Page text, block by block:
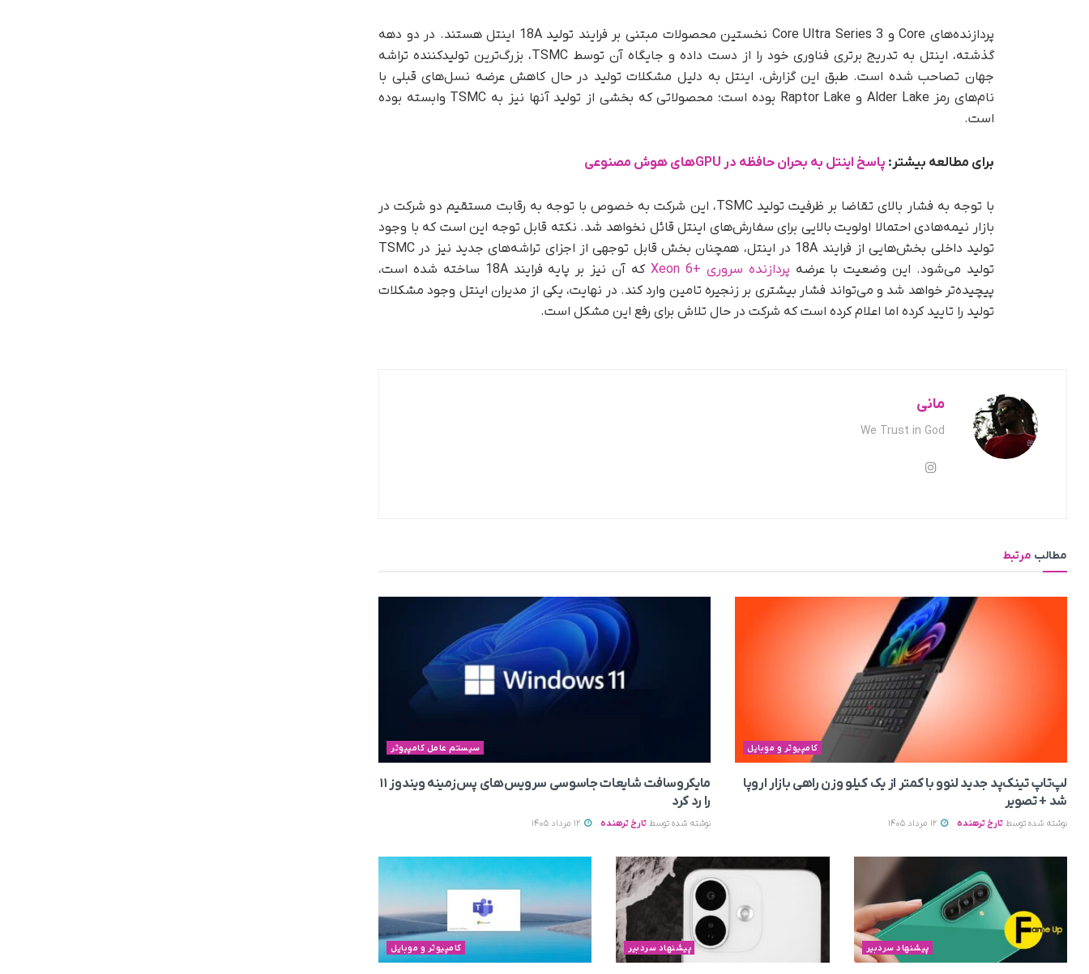
پردازنده‌های Core و Core Ultra Series 3 نخستین محصولات مبتنی بر فرایند تولید 18A اینتل هستند. در دو دهه
گذشته، اینتل به‌ تدریج برتری فناوری خود را از دست داده و جایگاه آن توسط TSMC، بزرگ‌ترین تولیدکننده تراشه
جهان تصاحب شده است. طبق این گزارش، اینتل به‌ دلیل مشکلات تولید در حال کاهش عرضه نسل‌های قبلی با
نام‌های رمز Alder Lake و Raptor Lake بوده است؛ محصولاتی که بخشی از تولید آنها نیز به TSMC وابسته بوده
است.
برای مطالعه بیشتر: پاسخ اینتل به بحران حافظه در GPUهای هوش مصنوعی
با توجه به فشار بالای تقاضا بر ظرفیت تولید TSMC، این شرکت به‌ خصوص با توجه به رقابت مستقیم دو شرکت در
بازار نیمه‌هادی احتمالا اولویت بالایی برای سفارش‌های اینتل قائل نخواهد شد. نکته قابل توجه این است که با وجود
تولید داخلی بخش‌هایی از فرایند 18A در اینتل، همچنان بخش قابل توجهی از اجزای تراشه‌های جدید نیز در TSMC
تولید می‌شود. این وضعیت با عرضه پردازنده سروری +Xeon 6
که آن نیز بر پایه فرایند 18A ساخته شده است،
پیچیده‌تر خواهد شد و می‌تواند فشار بیشتری بر زنجیره تامین وارد کند. در نهایت، یکی از مدیران اینتل وجود مشکلات
تولید را تایید کرده اما اعلام کرده است که شرکت در حال تلاش برای رفع این مشکل است.
مانی
We Trust in God
مطالب مرتبط
کامپیوتر و موبایل
لپ‌تاپ تینک‌پد جدید لنوو با کمتر از یک کیلو وزن راهی بازار اروپا
شد + تصویر
نوشته شده توسط تارخ ترهنده
سیستم عامل کامپیوتر
مایکروسافت شایعات جاسوسی سرویس‌های پس‌زمینه ویندوز ۱۱
را رد کرد
نوشته شده توسط تارخ ترهنده
پیشنهاد سردبیر پیشنهاد سردبیر کامپیوتر و موبایل